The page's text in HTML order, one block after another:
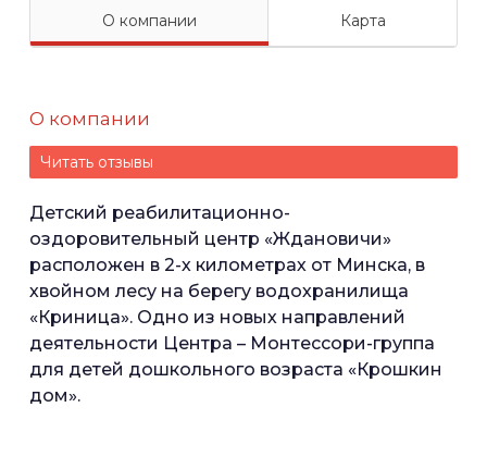
О компании Карта
О компании
Читать отзывы
Детский реабилитационно-
оздоровительный центр «Ждановичи»
расположен в 2-х километрах от Минска, в
хвойном лесу на берегу водохранилища
«Криница». Одно из новых направлений
деятельности Центра – Монтессори-группа
для детей дошкольного возраста «Крошкин
дом».